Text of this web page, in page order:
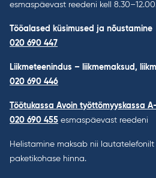
esmaspäevast reedeni kell
Tööalased küsimused ja nõustamine
020 690 447
Liikmeteenindus – liikmemaksud,
020 690 446
Töötukassa Avoin työttömyyskassa
020 690 455 esmaspäevast reedeni
Helistamine maksab nii
paketikohase hinna.